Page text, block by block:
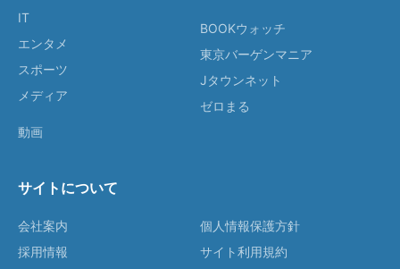
IT
エンタメ
スポーツ
メディア
動画
BOOKウォッチ
東京バーゲンマニア
Jタウンネット
ゼロまる
サイトについて
会社案内
採用情報
個人情報保護方針
サイト利用規約